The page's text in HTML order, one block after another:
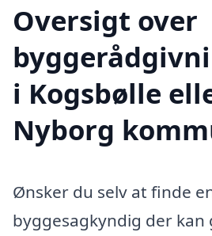
Oversigt over
i Kogsbølle
Nyborg
Ønsker du selv at finde
byggesagkyndig der kan